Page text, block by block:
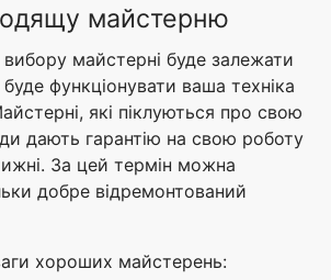
майстерню
вибору майстерні буде залежати
функціонувати ваша техніка
які піклуються про свою
дають гарантію на свою роботу
За цей термін можна
добре відремонтований
хороших майстерень: